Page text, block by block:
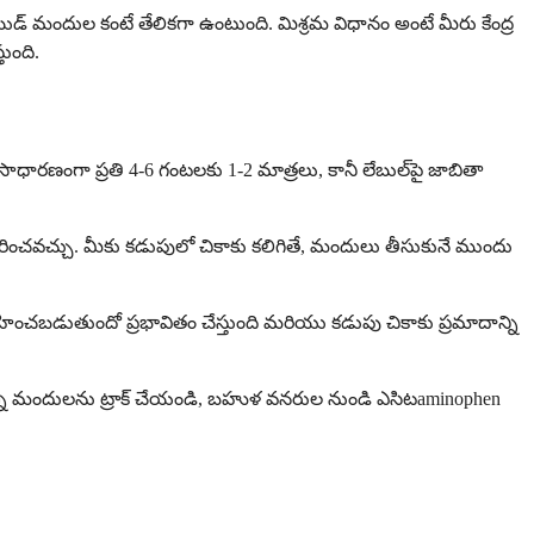
కంటే తేలికగా ఉంటుంది. మిశ్రమ విధానం అంటే మీరు కేంద్ర
ప్రతి 4-6 గంటలకు 1-2 మాత్రలు, కానీ లేబుల్‌పై జాబితా
మీకు కడుపులో చికాకు కలిగితే, మందులు తీసుకునే ముందు
ప్రభావితం చేస్తుంది మరియు కడుపు చికాకు ప్రమాదాన్ని
ట్రాక్ చేయండి, బహుళ వనరుల నుండి ఎసిటaminophen